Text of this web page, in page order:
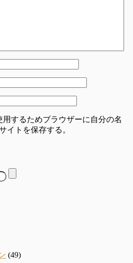
するためブラウザーに自分の名
イトを保存する。
(49)